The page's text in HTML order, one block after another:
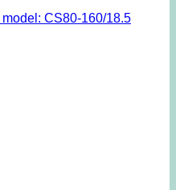
CS80-160/18.5